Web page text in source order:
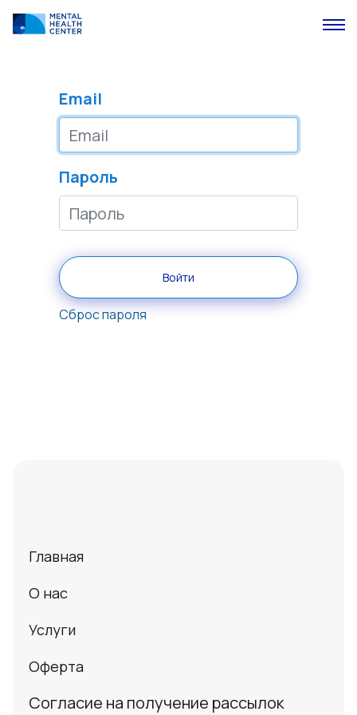
Email
Пароль
Войти
Сброс пароля
Главная
О нас
Услуги
Оферта
Согласие на получение рассылок